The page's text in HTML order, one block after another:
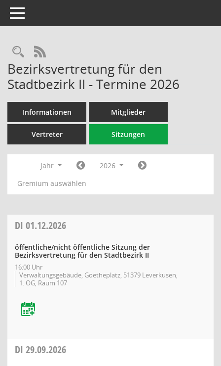
Toggle navigation
Rechercheauswahl
RSS-Feed
Bezirksvertretung für den
Stadtbezirk II - Termine 2026
Informationen Mitglieder
Vertreter Sitzungen
Jahr
2026
Gremium auswählen
DI 01.12.2026
öffentliche/nicht öffentliche Sitzung der
Bezirksvertretung für den Stadtbezirk II
16:00 Uhr
Verwaltungsgebäude, Goetheplatz, 51379 Leverkusen,
1. OG, Raum 107
DI 29.09.2026